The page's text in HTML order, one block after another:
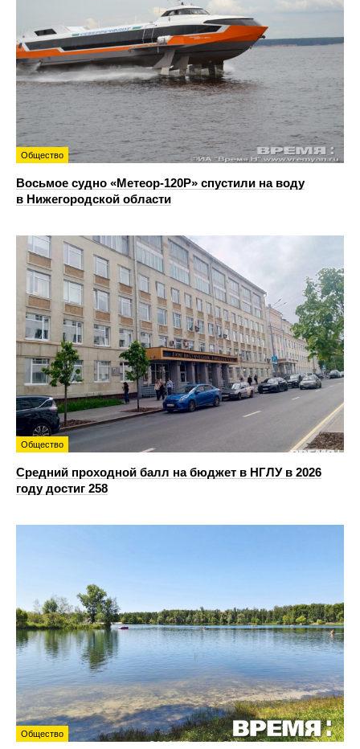
Общество
Восьмое судно «Метеор-120Р» спустили на воду
в Нижегородской области
Общество
Средний проходной балл на бюджет в НГЛУ в 2026
году достиг 258
Общество